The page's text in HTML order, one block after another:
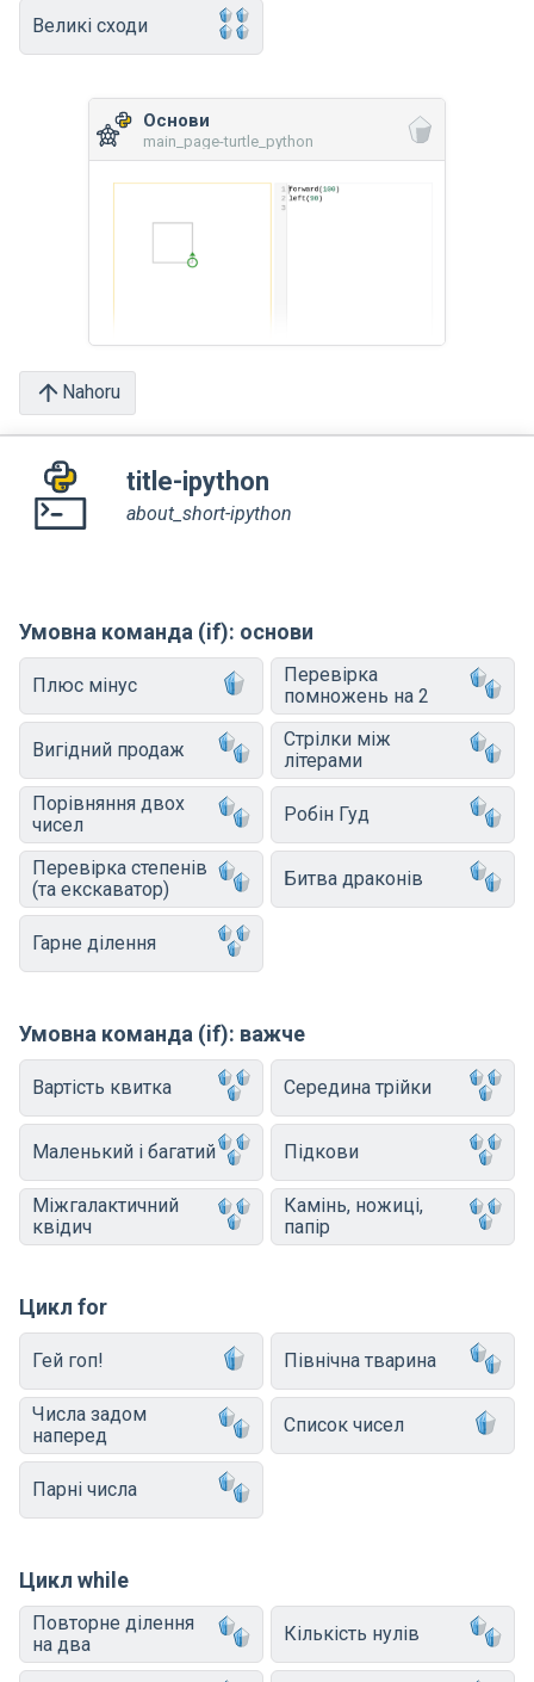
Великі сходи
Основи
main_page-turtle_python
Nahoru
title-ipython
about_short-ipython
Умовна команда (if): основи
Плюс мінус
Перевірка
помножень на 2
Вигідний продаж
Стрілки між
літерами
Порівняння двох
чисел
Робін Гуд
Перевірка степенів
(та екскаватор)
Битва драконів
Гарне ділення
Умовна команда (if): важче
Вартість квитка Середина трійки
Маленький і багатий Підкови
Міжгалактичний
квідич
Камінь, ножиці,
папір
Цикл for
Гей гоп! Північна тварина
Числа задом
наперед
Список чисел
Парні числа
Цикл while
Повторне ділення
на два
Кількість нулів